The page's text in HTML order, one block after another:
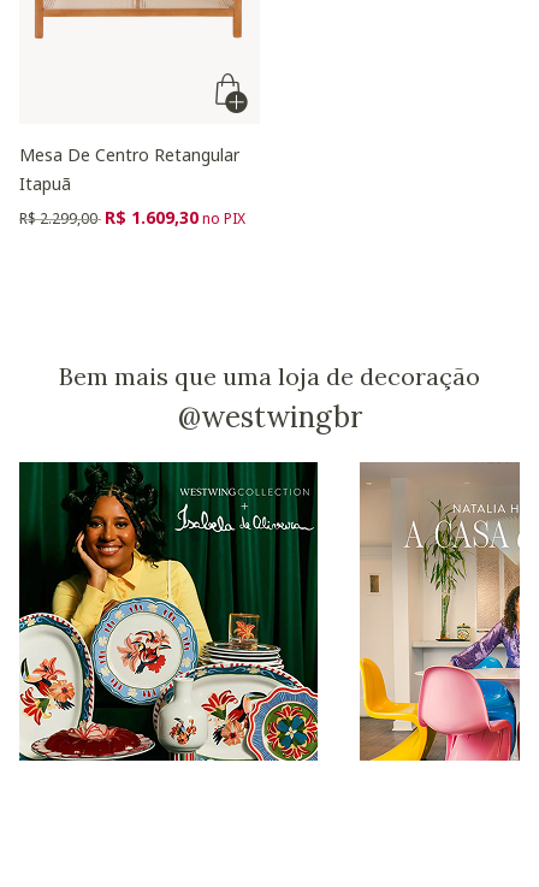
Mesa De Centro Retangular
Itapuã
Preço reduzido de
R$ 2.299,00 para
R$ 1.609,30no PIX
Bem mais que uma loja de decoração
@westwingbr